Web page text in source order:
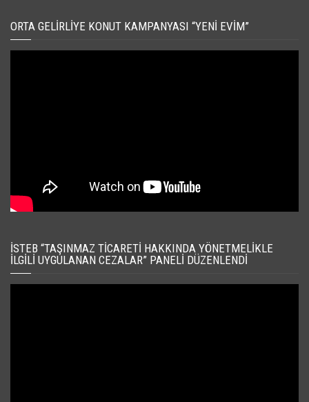
ORTA GELIRLIYE KONUT KAMPANYASI “YENI EVIM”
İSTEB “TAŞINMAZ TICARETI HAKKINDA YÖNETMELIKLE
İLGILI UYGULANAN CEZALAR” PANELI DÜZENLENDI